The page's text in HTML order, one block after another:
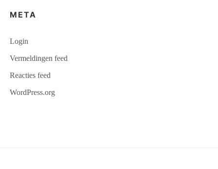
META
Login
Vermeldingen feed
Reacties feed
WordPress.org